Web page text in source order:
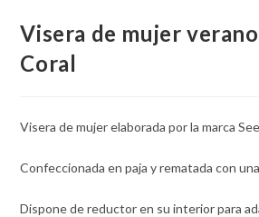
Visera de mujer
Coral
Visera de mujer elaborada por la marca
Confeccionada en paja y rematada con
Dispone de reductor en su interior para